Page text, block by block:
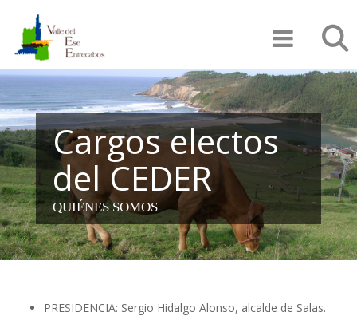
contenido
principal
Cargos electos
del CEDER
QUIÉNES SOMOS
PRESIDENCIA: Sergio Hidalgo Alonso, alcalde de Salas.